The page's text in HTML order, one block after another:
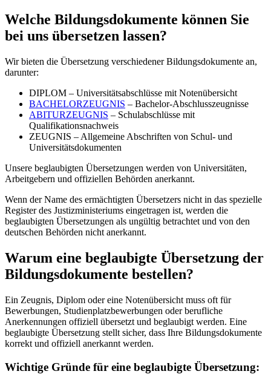
Welche Bildungsdokumente können Sie
bei uns übersetzen lassen?
Wir bieten die Übersetzung verschiedener Bildungsdokumente an,
darunter:
DIPLOM – Universitätsabschlüsse mit Notenübersicht
BACHELORZEUGNIS – Bachelor-Abschlusszeugnisse
ABITURZEUGNIS – Schulabschlüsse mit
Qualifikationsnachweis
ZEUGNIS – Allgemeine Abschriften von Schul- und
Universitätsdokumenten
Unsere beglaubigten Übersetzungen werden von Universitäten,
Arbeitgebern und offiziellen Behörden anerkannt.
Wenn der Name des ermächtigten Übersetzers nicht in das spezielle
Register des Justizministeriums eingetragen ist, werden die
beglaubigten Übersetzungen als ungültig betrachtet und von den
deutschen Behörden nicht anerkannt.
Warum eine beglaubigte Übersetzung der
Bildungsdokumente bestellen?
Ein Zeugnis, Diplom oder eine Notenübersicht muss oft für
Bewerbungen, Studienplatzbewerbungen oder berufliche
Anerkennungen offiziell übersetzt und beglaubigt werden. Eine
beglaubigte Übersetzung stellt sicher, dass Ihre Bildungsdokumente
korrekt und offiziell anerkannt werden.
Wichtige Gründe für eine beglaubigte Übersetzung: